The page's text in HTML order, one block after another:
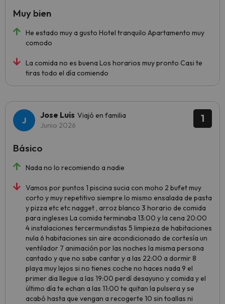
He estado muy a gusto Hotel tranquilo Apartamento muy
comodo
La comida no es buena Los horarios muy pronto Casi te
tiras todo el día comiendo
Muy bien
1
Jose Luis Viajó en familia
Junio 2026
Nada no lo recomiendo a nadie
Vamos por puntos 1 piscina sucia con moho 2 bufet muy
corto y muy repetitivo siempre lo mismo ensalada de pasta
y pizza etc etc nagget , arroz blanco 3 horario de comida
para ingleses La comida terminaba 13:00 y la cena 20:00
4 instalaciones tercermundistas 5 limpieza de habitaciones
nula 6 habitaciones sin aire acondicionado de cortesía un
ventilador 7 animación por las noches la misma persona
cantado y que no sabe cantar y a las 22:00 a dormir 8
playa muy lejos si no tienes coche no haces nada 9 el
primer dia llegue a las 19:00 perdí desayuno y comida y el
último día te echan a las 11:00 te quitan la pulsera y se
acabó hasta que vengan a recogerte 10 sin toallas ni
Básico